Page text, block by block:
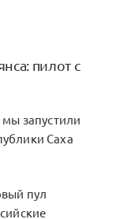
пилот с
запустили
Саха
пул